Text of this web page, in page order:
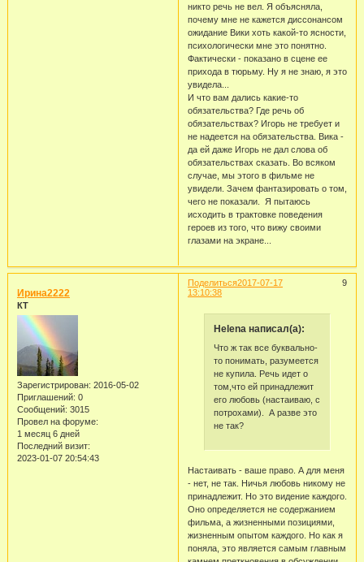
никто речь не вел. Я объясняла,
почему мне не кажется диссонансом
ожидание Вики хоть какой-то ясности,
психологически мне это понятно.
Фактически - показано в сцене ее
прихода в тюрьму. Ну я не знаю, я это
увидела...
И что вам дались какие-то
обязательства? Где речь об
обязательствах? Игорь не требует и
не надеется на обязательства. Вика -
да ей даже Игорь не дал слова об
обязательствах сказать. Во всяком
случае, мы этого в фильме не
увидели. Зачем фантазировать о том,
чего не показали. Я пытаюсь
исходить в трактовке поведения
героев из того, что вижу своими
глазами на экране...
Поделиться 9
2017-07-17
13:10:38
Ирина2222
КТ
Зарегистрирован: 2016-05-02
Приглашений: 0
Сообщений: 3015
Провел на форуме:
1 месяц 6 дней
Последний визит:
2023-01-07 20:54:43
Helena написал(а):
Что ж так все буквально-
то понимать, разумеется
не купила. Речь идет о
том,что ей принадлежит
его любовь (настаиваю, с
потрохами). А разве это
не так?
Настаивать - ваше право. А для меня
- нет, не так. Ничья любовь никому не
принадлежит. Но это видение каждого.
Оно определяется не содержанием
фильма, а жизненными позициями,
жизненным опытом каждого. Но как я
поняла, это является самым главным